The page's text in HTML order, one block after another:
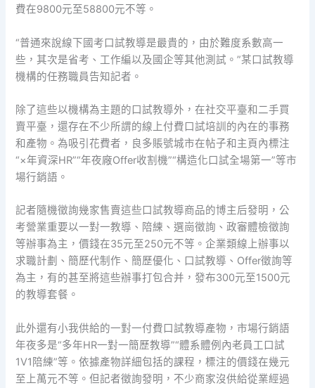
費在9800元至58800元不等。
“普通來說線下國考口試教導是最貴的，由於難度系數高一
些，其次是省考、工作編以及國企等其他測試。”某口試教導
機構的任務職員告知記者。
除了這些以機構為主題的口試教導外，在社交平臺和二手買
賣平臺，還存在不少所謂的線上付費口試培訓的內在的事務
和產物。為吸引花費者，良多賬號城市在帖子和主頁內標注
“×年資深HR”“年夜廠Offer收割機”“構造化口試全場第一”等市
場行銷語。
記者隨機徵詢幾家售賣這些口試教導商品的博主后發明，公
考營業重要以一對一教導、陪練、選崗徵詢、政審體檢徵詢
等辦事為主，價錢在35元至250元不等。企業類線上辦事以
求職計劃、簡歷代制作、簡歷優化、口試教導、Offer徵詢等
為主，有的甚至將這些辦事打包合并，發布300元至1500元
的教導套餐。
此外還有小我供給的一對一付費口試教導產物，市場行銷語
年夜多是“多年HR一對一簡歷教導”“體系體例內老員工口試
1V1陪練”等。依據產物詳細包括的課程，標注的價錢在幾元
至上萬元不等。但記者徵詢發明，不少商家沒供給從業經過